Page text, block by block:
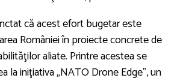
că acest efort bugetar este
României în proiecte concrete de
aliate. Printre acestea se
la iniţiativa „NATO Drone Edge”, un